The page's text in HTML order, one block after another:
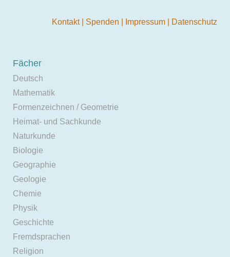
Kontakt Spenden Impressum Datenschutz
Fächer
Deutsch
Mathematik
Formenzeichnen / Geometrie
Heimat- und Sachkunde
Naturkunde
Biologie
Geographie
Geologie
Chemie
Physik
Geschichte
Fremdsprachen
Religion